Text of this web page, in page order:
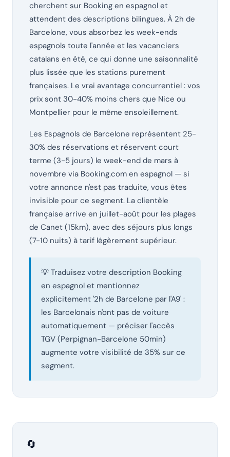
cherchent sur Booking en espagnol et
attendent des descriptions bilingues. À 2h de
Barcelone, vous absorbez les week-ends
espagnols toute l'année et les vacanciers
catalans en été, ce qui donne une saisonnalité
plus lissée que les stations purement
françaises. Le vrai avantage concurrentiel : vos
prix sont 30-40% moins chers que Nice ou
Montpellier pour le même ensoleillement.
Les Espagnols de Barcelone représentent 25-
30% des réservations et réservent court
terme (3-5 jours) le week-end de mars à
novembre via Booking.com en espagnol — si
votre annonce n'est pas traduite, vous êtes
invisible pour ce segment. La clientèle
française arrive en juillet-août pour les plages
de Canet (15km), avec des séjours plus longs
(7-10 nuits) à tarif légèrement supérieur.
💡 Traduisez votre description Booking
en espagnol et mentionnez
explicitement '2h de Barcelone par l'A9' :
les Barcelonais n'ont pas de voiture
automatiquement — préciser l'accès
TGV (Perpignan-Barcelone 50min)
augmente votre visibilité de 35% sur ce
segment.
🔄